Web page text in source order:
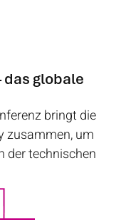
das globale
bringt die
zusammen, um
der technischen